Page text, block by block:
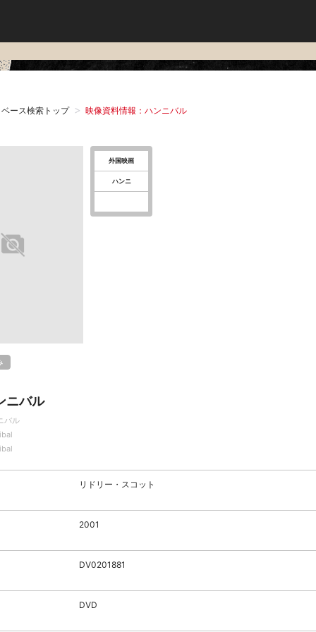
ース検索トップ 映像資料情報：ハンニバル
外国映画
ハンニ
ニバル
バル
リドリー・スコット
2001
DV0201881
DVD